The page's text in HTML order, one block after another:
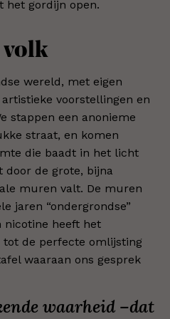
het gordijn open.
volk
wereld, met eigen
voorstellingen en
stappen een anonieme
straat, en komen
die baadt in het licht
door de grote, bijna
muren valt. De muren
jaren “ondergrondse”
nicotine heeft het
de perfecte omlijsting
waaraan ons gesprek
waarheid –dat